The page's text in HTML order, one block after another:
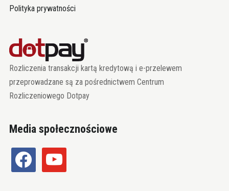
Polityka prywatności
Rozliczenia transakcji kartą kredytową i e-przelewem
przeprowadzane są za pośrednictwem Centrum
Rozliczeniowego Dotpay
Media społecznościowe
facebook youtube